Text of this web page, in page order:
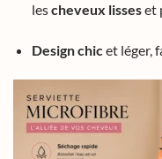
lescheveux lisseset
Design chicet léger,